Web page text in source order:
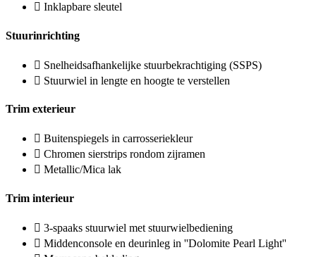
Inklapbare sleutel
Stuurinrichting
Snelheidsafhankelijke stuurbekrachtiging (SSPS)
Stuurwiel in lengte en hoogte te verstellen
Trim exterieur
Buitenspiegels in carrosseriekleur
Chromen sierstrips rondom zijramen
Metallic/Mica lak
Trim interieur
3-spaaks stuurwiel met stuurwielbediening
Middenconsole en deurinleg in ''Dolomite Pearl Light''